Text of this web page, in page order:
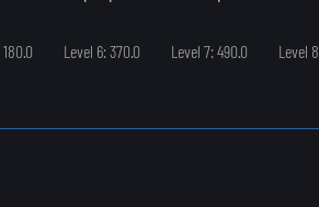
Level 6: 370.0 Level 7: 490.0 Level